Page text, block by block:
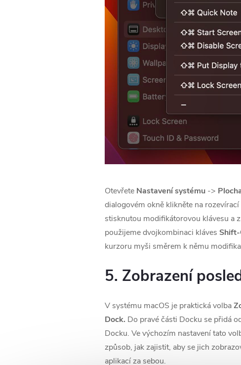
Otevřete Nastavení systému->
dialogovém okně klikněte na
stisknutou modifikátorovou klávesu a
použijeme dvojkombinaci kláves
kurzoru myši směrem k němu
5. Zobrazení
V systému macOS je praktická volba
Dock. Do pravé části Docku se přidá
Docku. Ve výchozím nastavení tato
způsob, jak zajistit, aby se jich
aplikací za sebou.